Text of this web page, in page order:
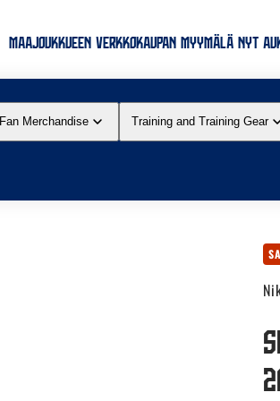
MAAJOUKKUEEN VERKKOKAUPAN MYYMÄLÄ NYT
Fan Merchandise Training and Training Gear